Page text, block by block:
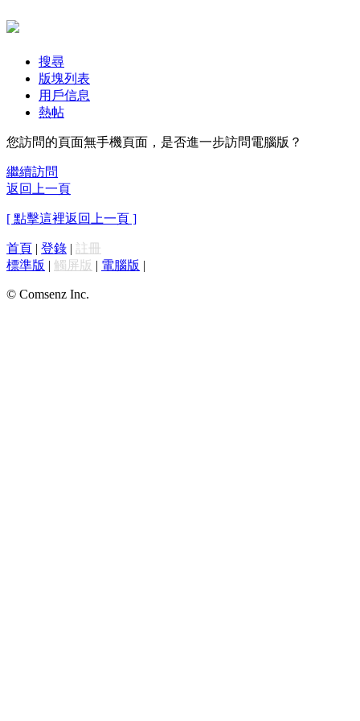
搜尋
版塊列表
用戶信息
熱帖
您訪問的頁面無手機頁面，是否進一步訪問電腦版？
繼續訪問
返回上一頁
[ 點擊這裡返回上一頁 ]
首頁 | 登錄 | 註冊
標準版 | 觸屏版 | 電腦版 |
© Comsenz Inc.